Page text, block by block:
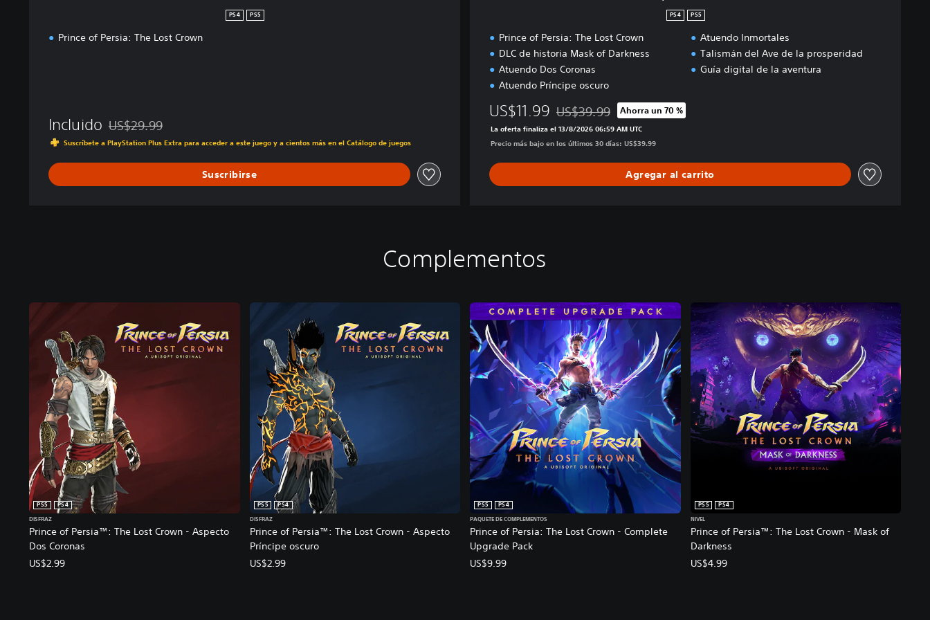
PS4 PS5
Prince of Persia: The Lost Crown
Incluido Rebajado del precio original de US$29.99
US$29.99
Suscríbete a PlayStation Plus Extra para acceder a este juego y a cientos más en el Catálogo de juegos
Suscribirse
PS4 PS5
Prince of Persia: The Lost Crown
DLC de historia Mask of Darkness
Atuendo Dos Coronas
Atuendo Príncipe oscuro
Atuendo Inmortales
Talismán del Ave de la prosperidad
Guía digital de la aventura
US$11.99 Rebajado del precio original de US$39.99
US$39.99 Ahorra un 70 %
La oferta finaliza el 13/8/2026 06:59 AM UTC
Precio más bajo en los últimos 30 días: US$39.99
Agregar al carrito
Complementos
Prince of Persia™: The Lost Crown - Aspecto
Dos Coronas
PS5
PS4
DISFRAZ
US$2.99
Prince of Persia™: The Lost Crown - Aspecto
Príncipe oscuro
PS5
PS4
DISFRAZ
US$2.99
Prince of Persia: The Lost Crown - Complete
Upgrade Pack
PS5
PS4
PAQUETE DE COMPLEMENTOS
US$9.99
Prince of Persia™: The Lost Crown - Mask of
Darkness
PS5
PS4
NIVEL
US$4.99